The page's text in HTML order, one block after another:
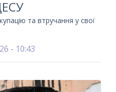
та втручання у свої
- 10:43